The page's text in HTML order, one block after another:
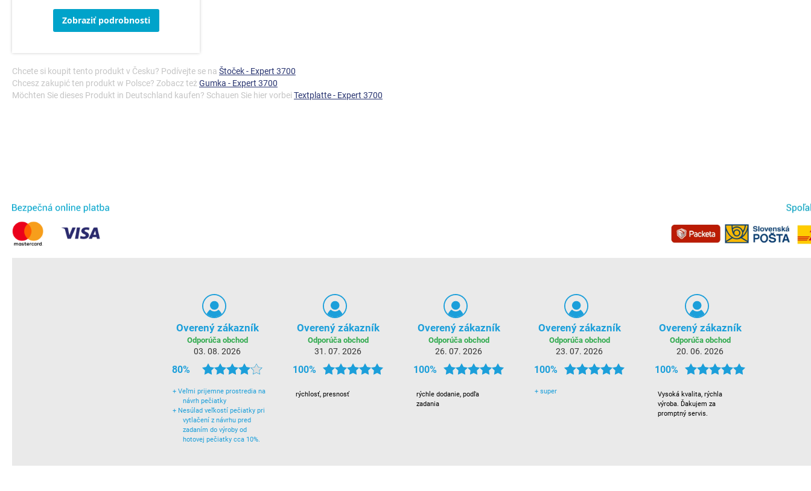
Zobraziť podrobnosti
Chcete si koupit tento produkt v Česku? Podívejte se na Štoček - Expert 3700
Chcesz zakupić ten produkt w Polsce? Zobacz też Gumka - Expert 3700
Möchten Sie dieses Produkt in Deutschland kaufen? Schauen Sie hier vorbei Textplatte - Expert 3700
Overený zákazník
Odporúča obchod
03. 08. 2026
80%
+ Veľmi prijemne prostredia na
návrh pečiatky
+ Nesúlad veľkostí pečiatky pri
vytlačení z návrhu pred
zadaním do výroby od
hotovej pečiatky cca 10%.
Overený zákazník
Odporúča obchod
31. 07. 2026
100%
rýchlosť, presnosť
Overený zákazník
Odporúča obchod
26. 07. 2026
100%
rýchle dodanie, podľa
zadania
Overený zákazník
Odporúča obchod
23. 07. 2026
100%
+ super
Overený zákazník
Odporúča obchod
20. 06. 2026
100%
Vysoká kvalita, rýchla
výroba. Ďakujem za
promptný servis.